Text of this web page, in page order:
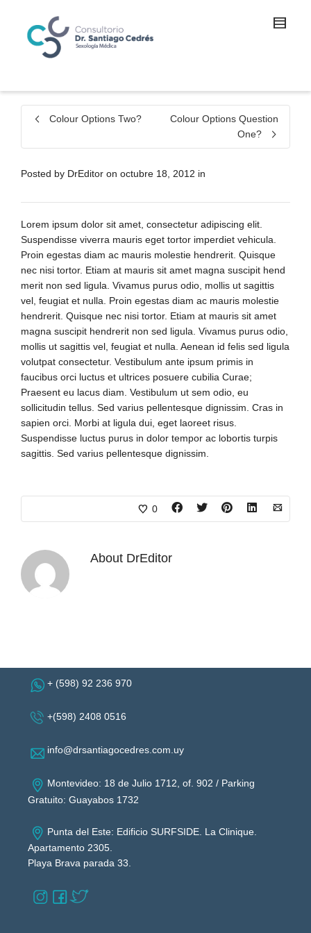
Colour Options Two?
Colour Options Question
One?
Posted by DrEditor on octubre 18, 2012 in
Lorem ipsum dolor sit amet, consectetur adipiscing elit.
Suspendisse viverra mauris eget tortor imperdiet vehicula.
Proin egestas diam ac mauris molestie hendrerit. Quisque
nec nisi tortor. Etiam at mauris sit amet magna suscipit hend
merit non sed ligula. Vivamus purus odio, mollis ut sagittis
vel, feugiat et nulla. Proin egestas diam ac mauris molestie
hendrerit. Quisque nec nisi tortor. Etiam at mauris sit amet
magna suscipit hendrerit non sed ligula. Vivamus purus odio,
mollis ut sagittis vel, feugiat et nulla. Aenean id felis sed ligula
volutpat consectetur. Vestibulum ante ipsum primis in
faucibus orci luctus et ultrices posuere cubilia Curae;
Praesent eu lacus diam. Vestibulum ut sem odio, eu
sollicitudin tellus. Sed varius pellentesque dignissim. Cras in
sapien orci. Morbi at ligula dui, eget laoreet risus.
Suspendisse luctus purus in dolor tempor ac lobortis turpis
sagittis. Sed varius pellentesque dignissim.
0
About DrEditor
+ (598) 92 236 970
+(598) 2408 0516
info@drsantiagocedres.com.uy
Montevideo: 18 de Julio 1712, of. 902 / Parking
Gratuito: Guayabos 1732
Punta del Este: Edificio SURFSIDE. La Clinique.
Apartamento 2305.
Playa Brava parada 33.